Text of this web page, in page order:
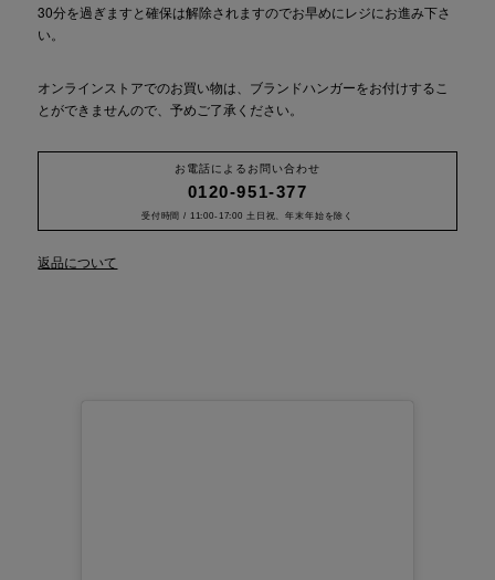
30分を過ぎますと確保は解除されますのでお早めにレジにお進み下さ
い。
オンラインストアでのお買い物は、ブランドハンガーをお付けするこ
とができませんので、予めご了承ください。
お電話によるお問い合わせ
0120-951-377
受付時間 / 11:00-17:00 土日祝、年末年始を除く
返品について